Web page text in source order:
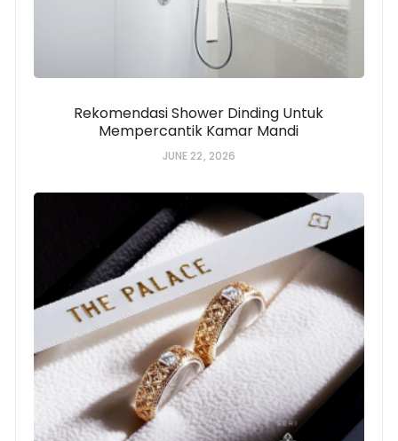
Rekomendasi Shower Dinding Untuk
Mempercantik Kamar Mandi
JUNE 22, 2026